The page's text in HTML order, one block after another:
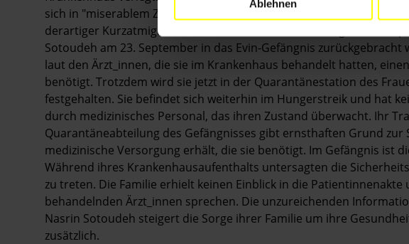
Ablehnen
sich in "miserablem Zustand" befinde und an einer
derartiger Kurzatmigkeit leide, dass sie keine vollständigen Sätze
Sotoudeh am 23. September in das Evin-Gefängnis zurückgebracht
laut den Ärzt_innen, die sie im Krankenhaus behandelt hatten,
benötigt. Trotzdem wird sie jetzt in der Quarantänestation des
festgehalten. Sie befindet sich weiterhin im Hungerstreik und hat
durch medizinisches Personal, das ihren Zustand überwacht. Ihr
Quarantäneabteilung des Gefängnisses gibt ernsthaften Grund zur
medizinische Versorgung erhält, die sie benötigt. Im Gefängnis ist
Während ihres Krankenhausaufenthalts untersagten die
zu treten. Die Familie erhielt keinen Einblick in die
behandelnden Ärzt_innen sprechen. Die unzureichenden
Nasrin Sotoudeh steigert die Sorge ihrer Familie um ihre
zusätzlich.